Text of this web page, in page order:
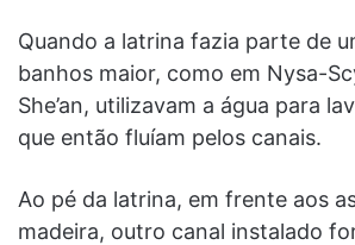
Quando a latrina fazia parte de
banhos maior, como em Nysa-
She’an, utilizavam a água para
que então fluíam pelos canais.
Ao pé da latrina, em frente aos
madeira, outro canal instalado